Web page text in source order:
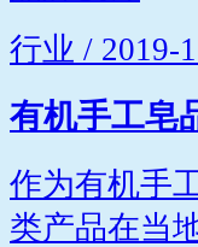
行业 / 2019-
有机手工皂
作为有机手
类产品在当